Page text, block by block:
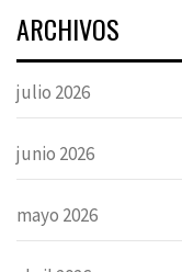
ARCHIVOS
julio 2026
junio 2026
mayo 2026